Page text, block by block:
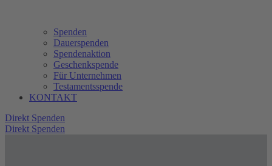
Spenden
Dauerspenden
Spendenaktion
Geschenkspende
Für Unternehmen
Testamentsspende
KONTAKT
Direkt Spenden
Direkt Spenden